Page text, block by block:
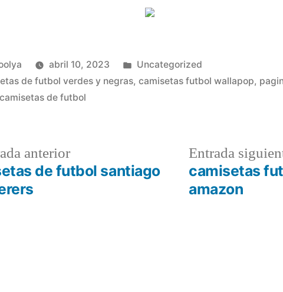
abril 10, 2023
Publicado
en
Uncategorized
de futbol verdes y negras,camisetas futbol wallapop,
de futbol
anteriorEntrada
anterior:
de futbol santiago
Entrada
camisetas
amazon